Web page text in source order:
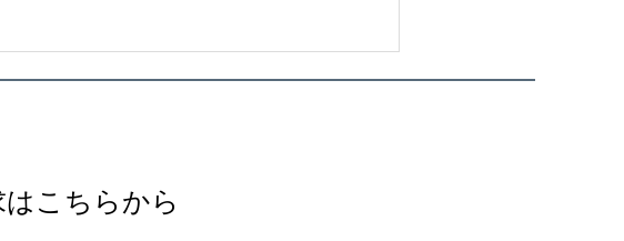
のでしょうか？その答えは、商品ではな
ぜKering系ブランドは苦戦しているのか
こちらから